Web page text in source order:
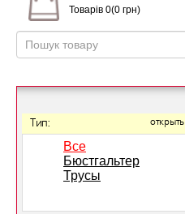
Товарів 0(0 грн)
Тип: открыть
Все
Бюстгальтер
Трусы